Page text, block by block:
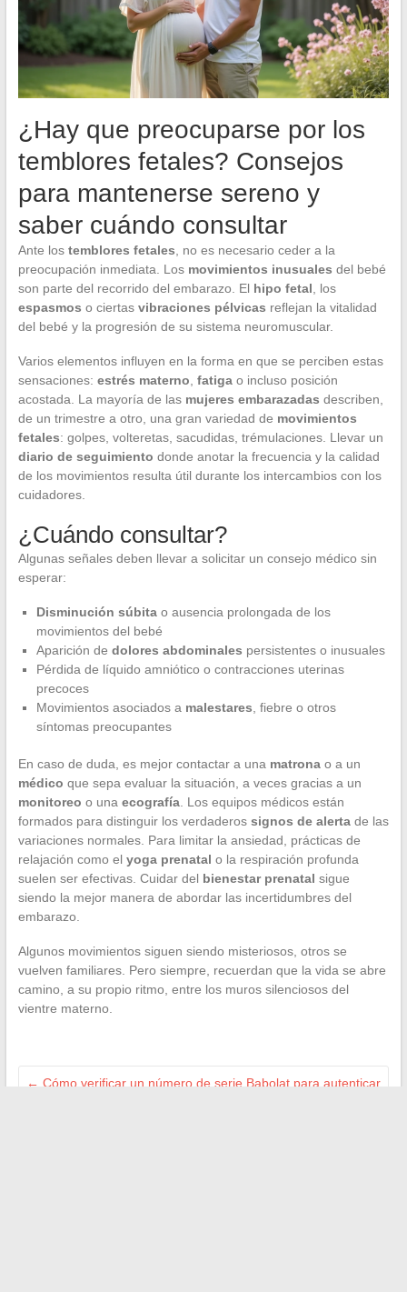
¿Hay que preocuparse por los
temblores fetales? Consejos
para mantenerse sereno y
saber cuándo consultar
Ante los temblores fetales , no es necesario ceder a la
preocupación inmediata. Los movimientos inusuales del bebé
son parte del recorrido del embarazo. El hipo fetal , los
espasmos o ciertas vibraciones pélvicas reflejan la vitalidad
del bebé y la progresión de su sistema neuromuscular.
Varios elementos influyen en la forma en que se perciben estas
sensaciones: estrés materno fatigao incluso posición
acostada. La mayoría de las mujeres embarazadas describen,
de un trimestre a otro, una gran variedad de movimientos
fetales: golpes, volteretas, sacudidas, trémulaciones. Llevar un
diario de seguimiento donde anotar la frecuencia y la calidad
de los movimientos resulta útil durante los intercambios con los
cuidadores.
¿Cuándo consultar?
Algunas señales deben llevar a solicitar un consejo médico sin
esperar:
Disminución súbitao ausencia prolongada de los
movimientos del bebé
Aparición de dolores abdominales persistentes o inusuales
Pérdida de líquido amniótico o contracciones uterinas
precoces
Movimientos asociados a malestares , fiebre o otros
síntomas preocupantes
En caso de duda, es mejor contactar a una matronao a un
médico que sepa evaluar la situación, a veces gracias a un
monitoreo o una ecografía. Los equipos médicos están
formados para distinguir los verdaderos signos de alertade las
variaciones normales. Para limitar la ansiedad, prácticas de
relajación como el yoga prenatal o la respiración profunda
suelen ser efectivas. Cuidar del bienestar prenatal sigue
siendo la mejor manera de abordar las incertidumbres del
embarazo.
Algunos movimientos siguen siendo misteriosos, otros se
vuelven familiares. Pero siempre, recuerdan que la vida se abre
camino, a su propio ritmo, entre los muros silenciosos del
vientre materno.
← Cómo verificar un número de serie Babolat para autenticar